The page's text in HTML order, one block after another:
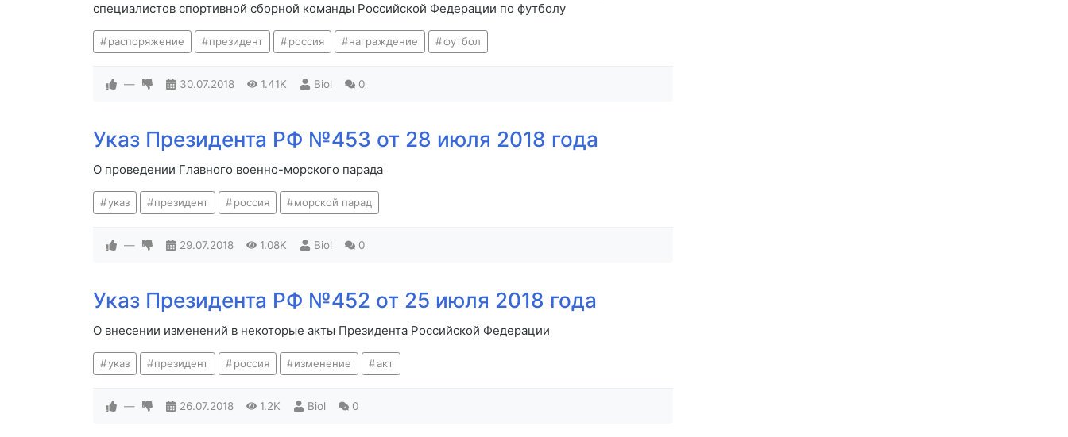
специалистов спортивной сборной команды Российской Федерации по футболу
распоряжение президент россия награждение футбол
— 30.07.2018 1.41K Biol 0
Указ Президента РФ №453 от 28 июля 2018 года
О проведении Главного военно-морского парада
указ президент россия морской парад
— 29.07.2018 1.08K Biol 0
Указ Президента РФ №452 от 25 июля 2018 года
О внесении изменений в некоторые акты Президента Российской Федерации
указ президент россия изменение акт
— 26.07.2018 1.2K Biol 0